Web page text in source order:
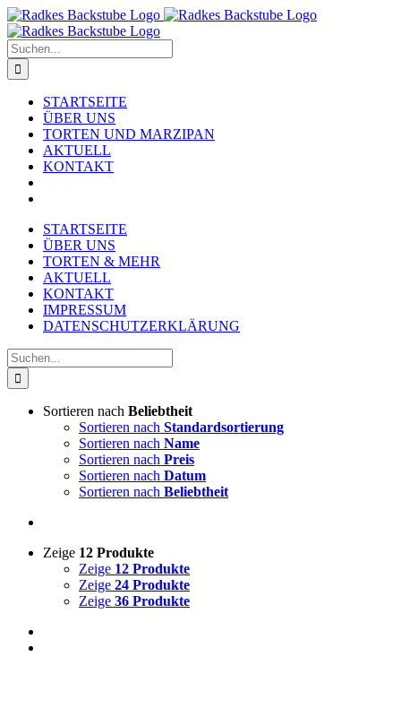
Zum
Inhalt
springen
Suche
nach:
STARTSEITE
ÜBER UNS
TORTEN UND MARZIPAN
AKTUELL
KONTAKT
STARTSEITE
ÜBER UNS
TORTEN & MEHR
AKTUELL
KONTAKT
IMPRESSUM
DATENSCHUTZERKLÄRUNG
Suche
nach:
Sortieren nach Beliebtheit
Sortieren nach Standardsortierung
Sortieren nach Name
Sortieren nach Preis
Sortieren nach Datum
Sortieren nach Beliebtheit
Zeige 12 Produkte
Zeige 12 Produkte
Zeige 24 Produkte
Zeige 36 Produkte